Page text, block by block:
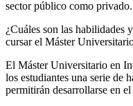
sector público como privado.
¿Cuáles son las habilidades
cursar el Máster
El Máster Universitario en
los estudiantes una serie de
permitirán desarrollarse en